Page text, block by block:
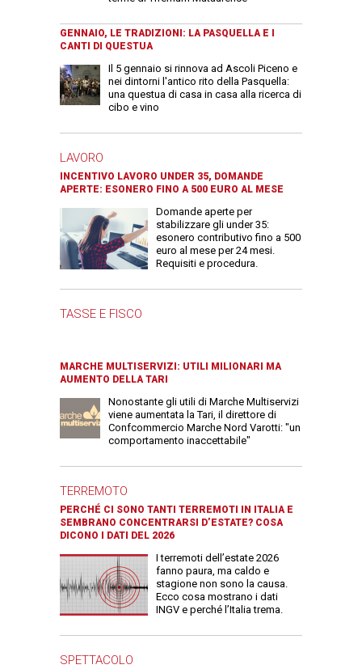
GENNAIO, LE TRADIZIONI: LA PASQUELLA E I
CANTI DI QUESTUA
Il 5 gennaio si rinnova ad Ascoli Piceno e
nei dintorni l'antico rito della Pasquella:
una questua di casa in casa alla ricerca di
cibo e vino
LAVORO
INCENTIVO LAVORO UNDER 35, DOMANDE
APERTE: ESONERO FINO A 500 EURO AL MESE
Domande aperte per
stabilizzare gli under 35:
esonero contributivo fino a 500
euro al mese per 24 mesi.
Requisiti e procedura.
TASSE E FISCO
MARCHE MULTISERVIZI: UTILI MILIONARI MA
AUMENTO DELLA TARI
Nonostante gli utili di Marche Multiservizi
viene aumentata la Tari, il direttore di
Confcommercio Marche Nord Varotti: "un
comportamento inaccettabile"
TERREMOTO
PERCHÉ CI SONO TANTI TERREMOTI IN ITALIA E
SEMBRANO CONCENTRARSI D’ESTATE? COSA
DICONO I DATI DEL 2026
I terremoti dell’estate 2026
fanno paura, ma caldo e
stagione non sono la causa.
Ecco cosa mostrano i dati
INGV e perché l’Italia trema.
SPETTACOLO